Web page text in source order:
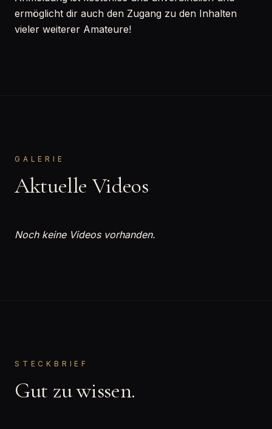
ermöglicht dir auch den Zugang zu den Inhalten
vieler weiterer Amateure!
GALERIE
Aktuelle Videos
Noch keine Videos vorhanden.
STECKBRIEF
Gut zu wissen.